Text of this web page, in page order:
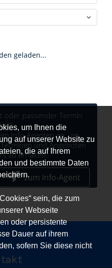
um Ihnen die
auf unserer Website zu
die auf Ihrem
und bestimmte Daten
sein, die zum
Webseite
oder persistente
Dauer auf ihrem
sofern Sie diese nicht
geladen...
oder passender Termin
Info-Agenten an, um
und Angeboten
zu erhalten.
zum Info-Agent